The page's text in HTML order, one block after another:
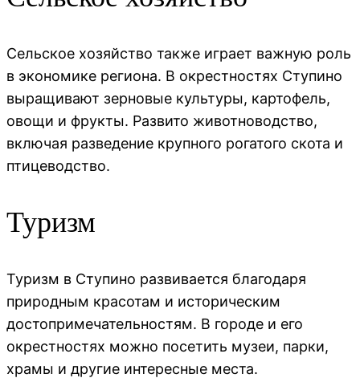
Сельское хозяйство также играет важную роль
в экономике региона. В окрестностях Ступино
выращивают зерновые культуры, картофель,
овощи и фрукты. Развито животноводство,
включая разведение крупного рогатого скота и
птицеводство.
Туризм
Туризм в Ступино развивается благодаря
природным красотам и историческим
достопримечательностям. В городе и его
окрестностях можно посетить музеи, парки,
храмы и другие интересные места.